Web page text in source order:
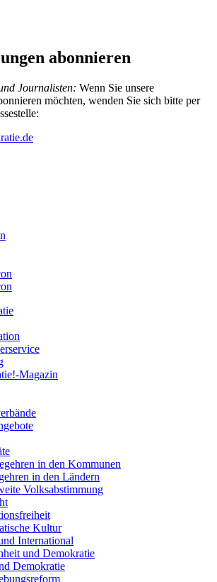
abonnieren
Journalisten: Wenn Sie unsere
möchten, wenden Sie sich bitte per
Magazin
in den Kommunen
in den Ländern
Volksabstimmung
Kultur
International
und Demokratie
Demokratie